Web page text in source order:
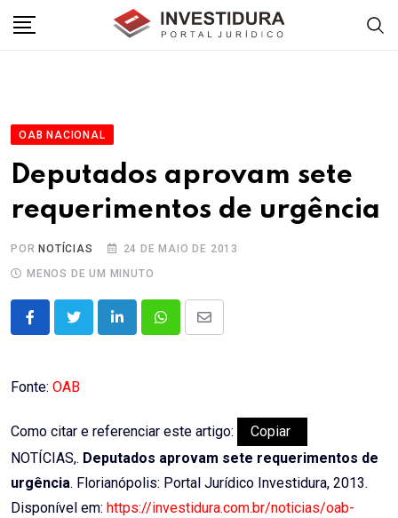
OAB NACIONAL
Deputados aprovam sete
requerimentos de urgência
POR NOTÍCIAS
24 DE MAIO DE 2013
MENOS DE UM MINUTO
LinkedInWhatsappShare
Fonte: OAB
Como citar e referenciar este artigo:
Copiar
NOTÍCIAS,. Deputados aprovam sete requerimentos de
urgência. Florianópolis: Portal Jurídico Investidura, 2013.
Disponível em: https://investidura.com.br/noticias/oab-